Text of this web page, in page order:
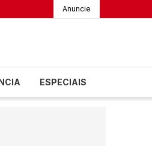
Anuncie
ESPECIAIS